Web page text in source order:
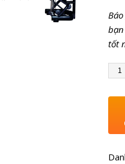
BIỂU
BÍ KÍP【Mở Phòng Gym Hiệu
tốt